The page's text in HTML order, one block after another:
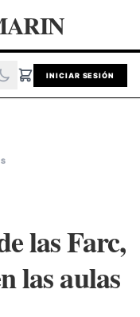
INICIAR SESIÓN
las Farc,
las aulas